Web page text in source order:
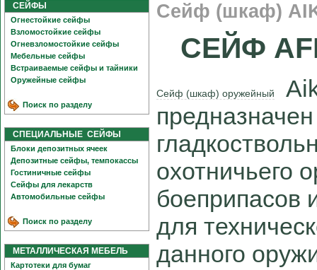
СЕЙФЫ
Огнестойкие сейфы
Взломостойкие сейфы
Огневзломостойкие сейфы
Мебельные сейфы
Встраиваемые сейфы и тайники
Оружейные сейфы
Поиск по разделу
СПЕЦИАЛЬНЫЕ СЕЙФЫ
Блоки депозитных ячеек
Депозитные сейфы, темпокассы
Гостиничные сейфы
Сейфы для лекарств
Автомобильные сейфы
Поиск по разделу
МЕТАЛЛИЧЕСКАЯ МЕБЕЛЬ
Картотеки для бумаг
Сейф (шкаф)
СЕЙФ
Сейф (шкаф) оружейный
охотничьего
боеприпасов
для
данного